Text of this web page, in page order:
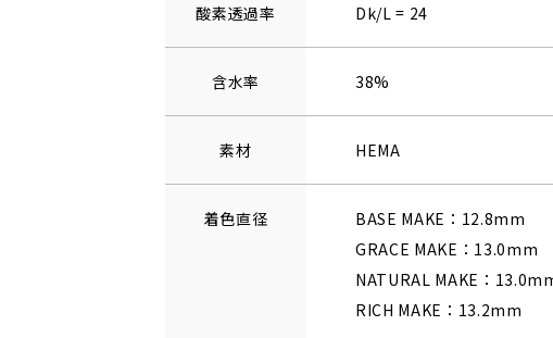
酸素透過率 Dk/L = 24
含水率 38%
素材 HEMA
着色直径
BASE MAKE：12.8mm
GRACE MAKE：13.0mm
NATURAL MAKE：
RICH MAKE：13.2mm